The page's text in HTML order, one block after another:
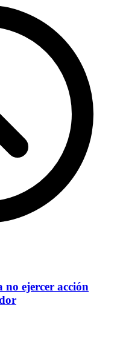
no ejercer acción